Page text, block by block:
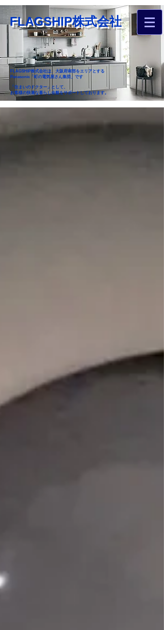
FLAGSHIP株式会社
FLAGSHIP株式会社は、大阪府南部をエリアとする
Panasonic「町の電気屋さん集団」です
「住まいのドクター」として、
お客様の快適な暮らし全般をサポートしております。
お家のお困りごとご相談ください